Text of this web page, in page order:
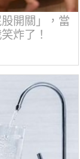
開關」，當
炸了！